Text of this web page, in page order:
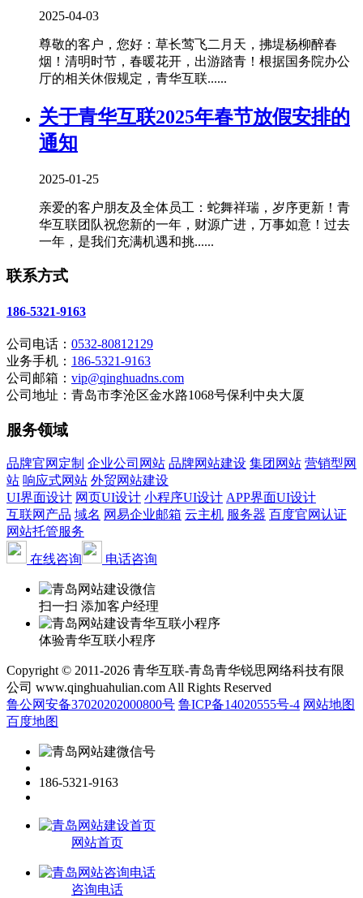
2025-04-03
尊敬的客户，您好：草长莺飞二月天，拂堤杨柳醉春
烟！清明时节，春暖花开，出游踏青！根据国务院办公
厅的相关休假规定，青华互联......
关于青华互联2025年春节放假安排的
通知
2025-01-25
亲爱的客户朋友及全体员工：蛇舞祥瑞，岁序更新！青
华互联团队祝您新的一年，财源广进，万事如意！过去
一年，是我们充满机遇和挑......
联系方式
186-5321-9163
公司电话： 0532-80812129
业务手机： 186-5321-9163
公司邮箱： vip@qinghuadns.com
公司地址：青岛市李沧区金水路1068号保利中央大厦
服务领域
品牌官网定制 企业公司网站 品牌网站建设 集团网站 营销型网
站 响应式网站 外贸网站建设
UI界面设计 网页UI设计 小程序UI设计 APP界面UI设计
互联网产品 域名 网易企业邮箱 云主机 服务器 百度官网认证
网站托管服务
在线咨询
电话咨询
扫一扫 添加客户经理
体验青华互联小程序
Copyright © 2011-2026 青华互联-青岛青华锐思网络科技有限
公司 www.qinghuahulian.com All Rights Reserved
鲁公网安备37020202000800号 鲁ICP备14020555号-4 网站地图
百度地图
186-5321-9163
网站首页
咨询电话